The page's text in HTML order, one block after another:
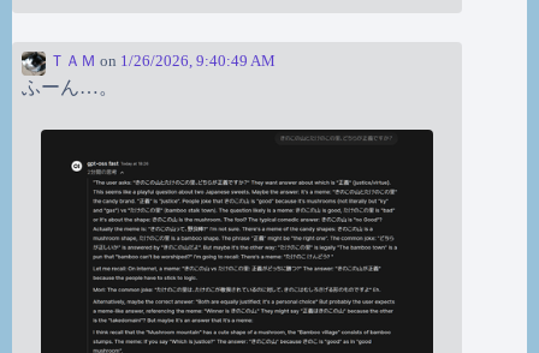
ＴＡＭ on 1/26/2026, 9:40:49 AM
ふーん…。